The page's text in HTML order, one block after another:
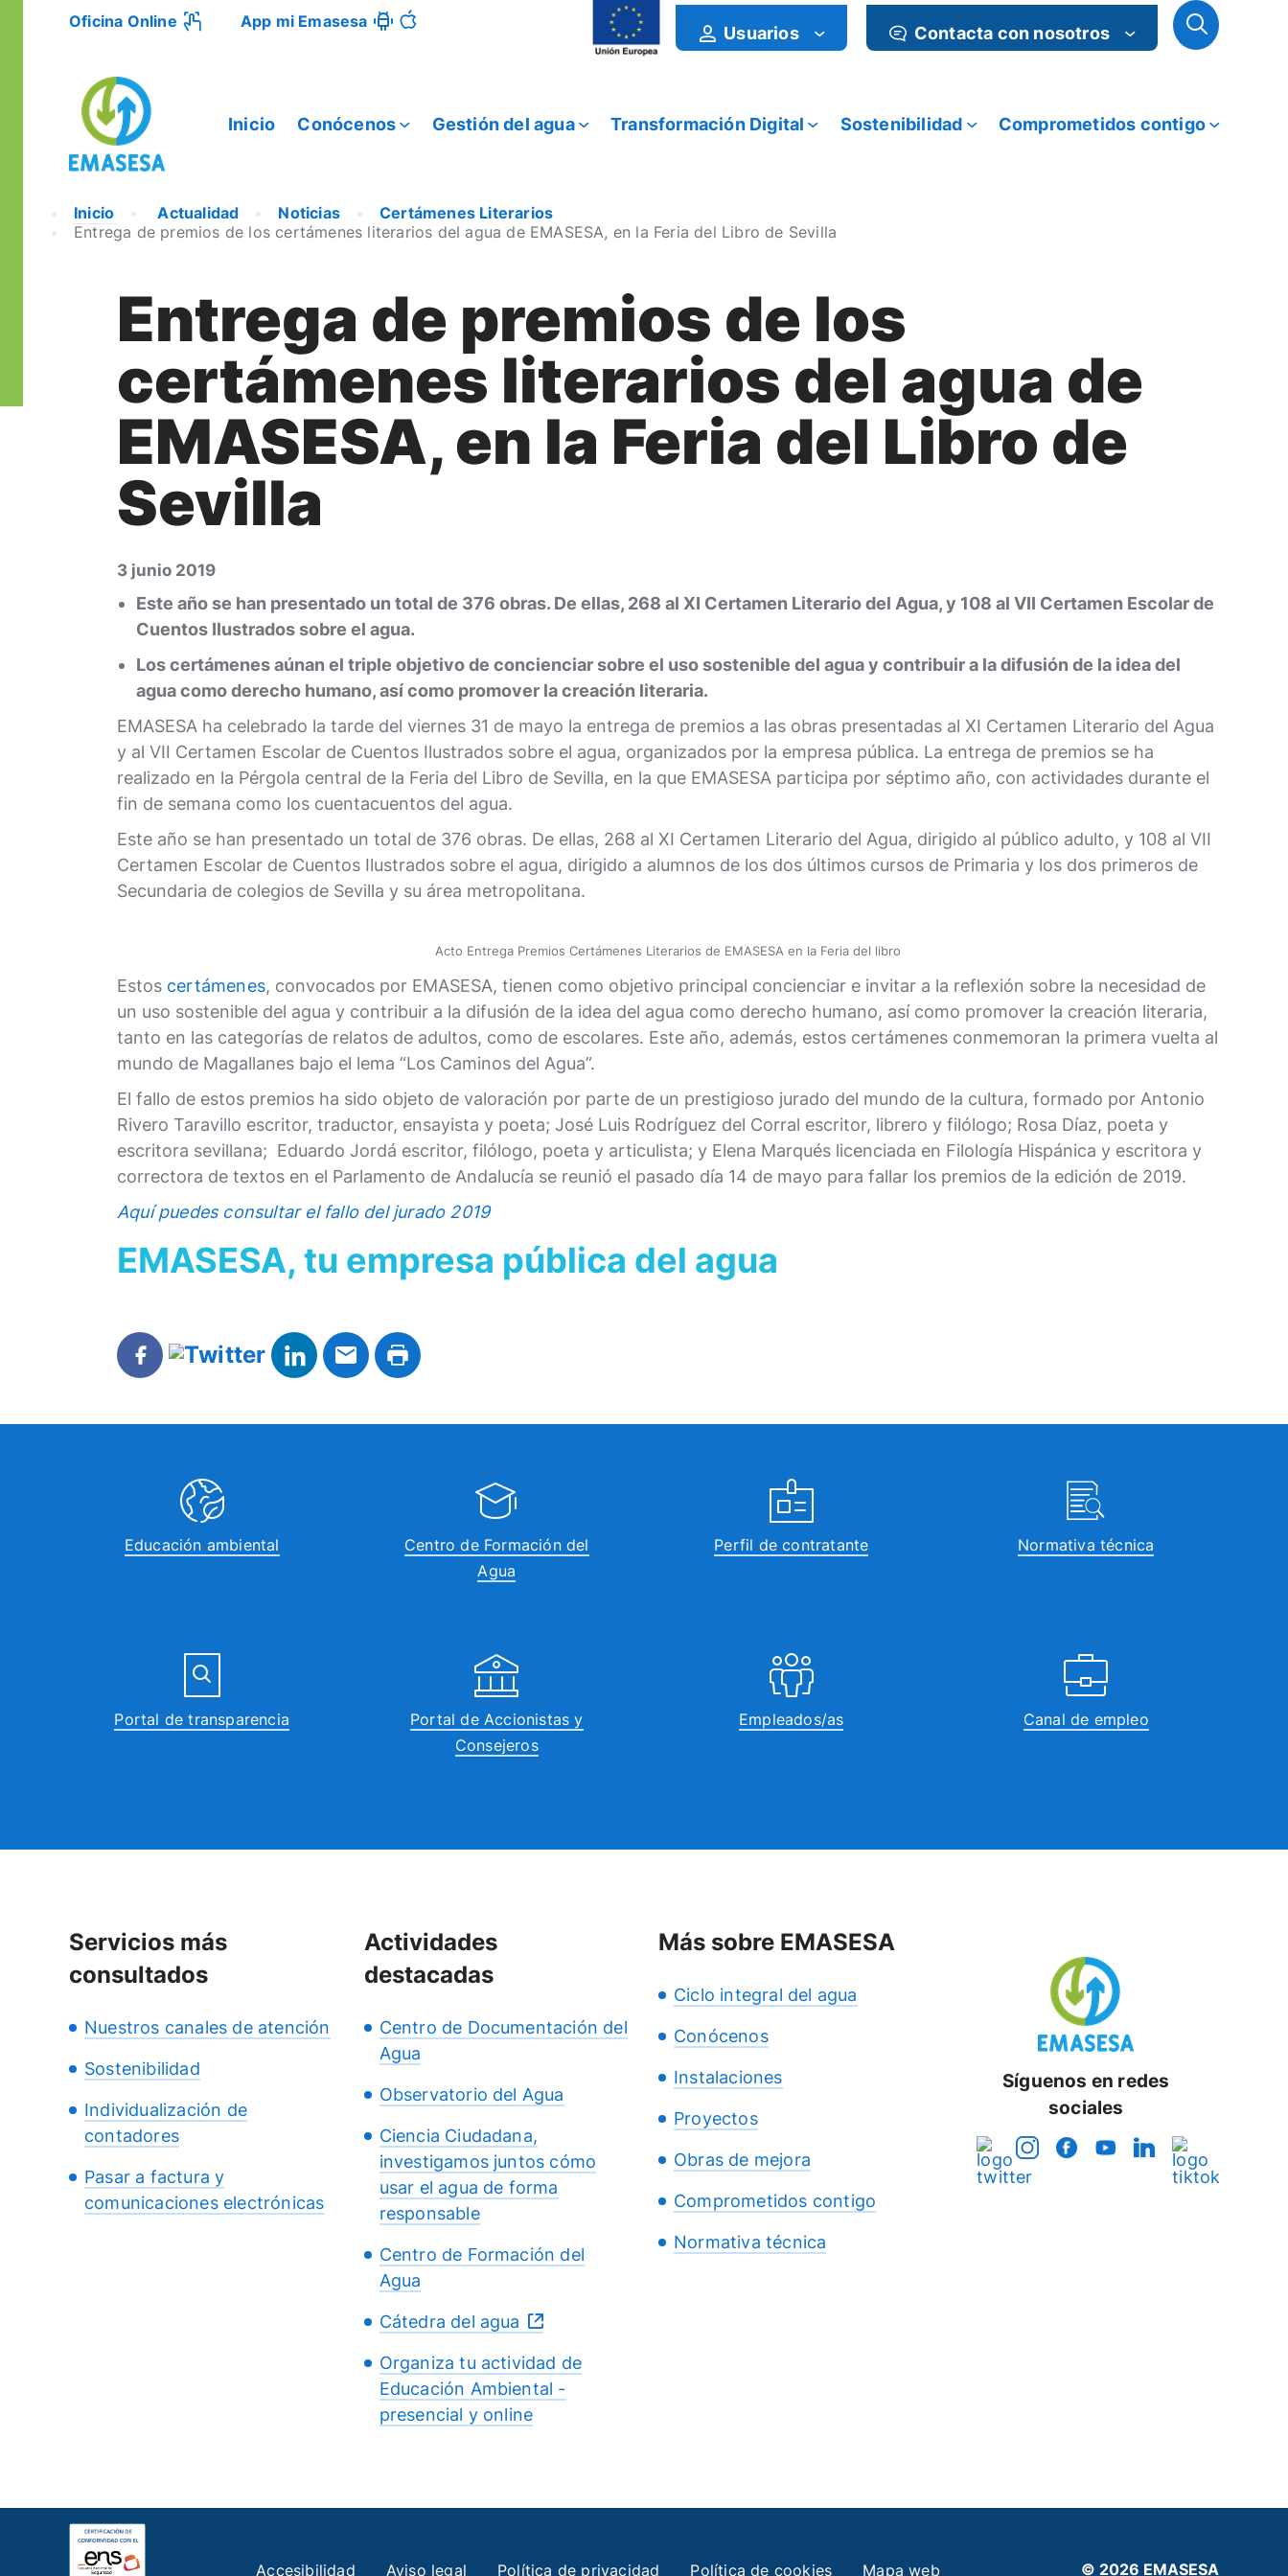
Oficina Online App mi Emasesa
Usuarios Contacta con nosotros
Inicio Conócenos Gestión del agua Transformación Digital Sostenibilidad Comprometidos contigo
Inicio Actualidad Noticias
Certámenes Literarios
Entrega de premios de los certámenes literarios del agua de EMASESA, en la Feria del Libro de Sevilla
Entrega de premios de los
certámenes literarios del agua de
EMASESA, en la Feria del Libro de
Sevilla
3 junio 2019
Este año se han presentado un total de 376 obras. De ellas, 268 al XI Certamen Literario del Agua, y 108 al VII Certamen Escolar de
Cuentos Ilustrados sobre el agua.
Los certámenes aúnan el triple objetivo de concienciar sobre el uso sostenible del agua y contribuir a la difusión de la idea del
agua como derecho humano, así como promover la creación literaria.
EMASESA ha celebrado la tarde del viernes 31 de mayo la entrega de premios a las obras presentadas al XI Certamen Literario del Agua
y al VII Certamen Escolar de Cuentos Ilustrados sobre el agua, organizados por la empresa pública. La entrega de premios se ha
realizado en la Pérgola central de la Feria del Libro de Sevilla, en la que EMASESA participa por séptimo año, con actividades durante el
fin de semana como los cuentacuentos del agua.
Este año se han presentado un total de 376 obras. De ellas, 268 al XI Certamen Literario del Agua, dirigido al público adulto, y 108 al VII
Certamen Escolar de Cuentos Ilustrados sobre el agua, dirigido a alumnos de los dos últimos cursos de Primaria y los dos primeros de
Secundaria de colegios de Sevilla y su área metropolitana.
Acto Entrega Premios Certámenes Literarios de EMASESA en la Feria del libro
Estos certámenes, convocados por EMASESA, tienen como objetivo principal concienciar e invitar a la reflexión sobre la necesidad de
un uso sostenible del agua y contribuir a la difusión de la idea del agua como derecho humano, así como promover la creación literaria,
tanto en las categorías de relatos de adultos, como de escolares. Este año, además, estos certámenes conmemoran la primera vuelta al
mundo de Magallanes bajo el lema “Los Caminos del Agua”.
El fallo de estos premios ha sido objeto de valoración por parte de un prestigioso jurado del mundo de la cultura, formado por Antonio
Rivero Taravillo escritor, traductor, ensayista y poeta; José Luis Rodríguez del Corral escritor, librero y filólogo; Rosa Díaz, poeta y
escritora sevillana; Eduardo Jordá escritor, filólogo, poeta y articulista; y Elena Marqués licenciada en Filología Hispánica y escritora y
correctora de textos en el Parlamento de Andalucía se reunió el pasado día 14 de mayo para fallar los premios de la edición de 2019.
Aquí puedes consultar el fallo del jurado 2019
EMASESA, tu empresa pública del agua
Educación ambiental
Centro de Formación del
Agua
Perfil de contratante Normativa técnica
Portal de transparencia
Portal de Accionistas y
Consejeros
Empleados/as Canal de empleo
Servicios más
consultados
Nuestros canales de atención
Sostenibilidad
Individualización de
contadores
Pasar a factura y
comunicaciones electrónicas
Actividades
destacadas
Centro de Documentación del
Agua
Observatorio del Agua
Ciencia Ciudadana,
investigamos juntos cómo
usar el agua de forma
responsable
Centro de Formación del
Agua
Cátedra del agua
Organiza tu actividad de
Educación Ambiental -
presencial y online
Más sobre EMASESA
Ciclo integral del agua
Conócenos
Instalaciones
Proyectos
Obras de mejora
Comprometidos contigo
Normativa técnica
Síguenos en redes
sociales
Accesibilidad Aviso legal Política de privacidad Política de cookies Mapa web © 2026 EMASESA